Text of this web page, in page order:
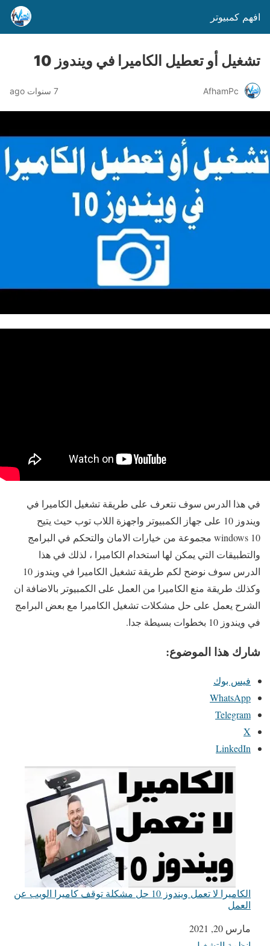
افهم كمبيوتر
تشغيل أو تعطيل الكاميرا في ويندوز 10
AfhamPc 7 سنوات ago
في هذا الدرس سوف نتعرف على طريقة تشغيل الكاميرا في
ويندوز 10 على جهاز الكمبيوتر واجهزة اللاب توب حيث يتيح
windows 10 مجموعة من خيارات الامان والتحكم في البرامج
والتطبيقات التي يمكن لها استخدام الكاميرا ، لذلك في هذا
الدرس سوف نوضح لكم طريقة تشغيل الكاميرا في ويندوز 10
وكذلك طريقة منع الكاميرا من العمل على الكمبيوتر بالاضافة ان
الشرح يعمل على حل مشكلات تشغيل الكاميرا مع بعض البرامج
في ويندوز 10 بخطوات بسيطة جدا.
شارك هذا الموضوع:
فيس بوك
WhatsApp
Telegram
X
LinkedIn
الكاميرا لا تعمل ويندوز 10 حل مشكلة توقف كاميرا الويب عن
العمل
التاريخ
مارس 20, 2021